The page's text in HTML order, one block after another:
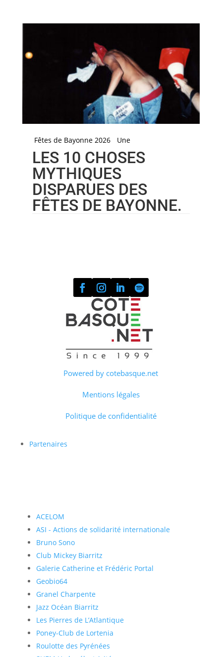
Fêtes de Bayonne 2026 Une
LES 10 CHOSES
MYTHIQUES
DISPARUES DES
FÊTES DE BAYONNE.
Powered by cotebasque.net
Mentions légales
Politique de confidentialité
Partenaires
ACELOM
ASI - Actions de solidarité internationale
Bruno Sono
Club Mickey Biarritz
Galerie Catherine et Frédéric Portal
Geobio64
Granel Charpente
Jazz Océan Biarritz
Les Pierres de L’Atlantique
Poney-Club de Lortenia
Roulotte des Pyrénées